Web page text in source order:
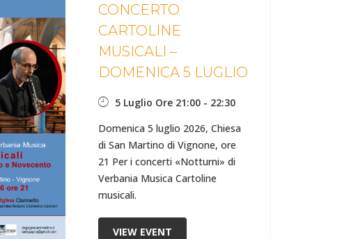
CONCERTO
CARTOLINE
MUSICALI –
DOMENICA 5 LUGLIO
5 Luglio Ore 21:00- 22:30
Domenica 5 luglio 2026, Chiesa
di San Martino di Vignone, ore
21 Per i concerti «Notturni» di
Verbania Musica Cartoline
musicali.
VIEW EVENT